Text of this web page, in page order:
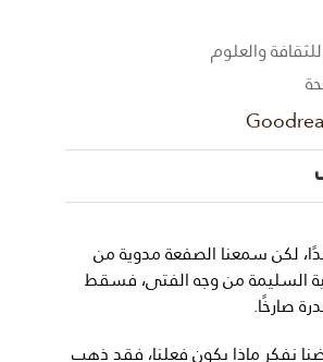
والعلوم
لكن سمعنا الصفعة مدوية من
السليمة من وجه الفتى، فسقط
صارخًا.
نفكر ماذا يكون فعلنا، فقد ذهب